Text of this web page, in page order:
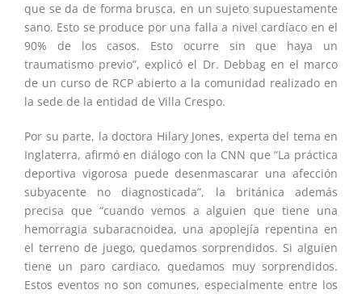
que se da de forma brusca, en un sujeto supuestamente
sano. Esto se produce por una falla a nivel cardíaco en el
90% de los casos. Esto ocurre sin que haya un
traumatismo previo”, explicó el Dr. Debbag en el marco
de un curso de RCP abierto a la comunidad realizado en
la sede de la entidad de Villa Crespo.
Por su parte, la doctora Hilary Jones, experta del tema en
Inglaterra, afirmó en diálogo con la CNN que “La práctica
deportiva vigorosa puede desenmascarar una afección
subyacente no diagnosticada”, la británica además
precisa que “cuando vemos a alguien que tiene una
hemorragia subaracnoidea, una apoplejía repentina en
el terreno de juego, quedamos sorprendidos. Si alguien
tiene un paro cardiaco, quedamos muy sorprendidos.
Estos eventos no son comunes, especialmente entre los